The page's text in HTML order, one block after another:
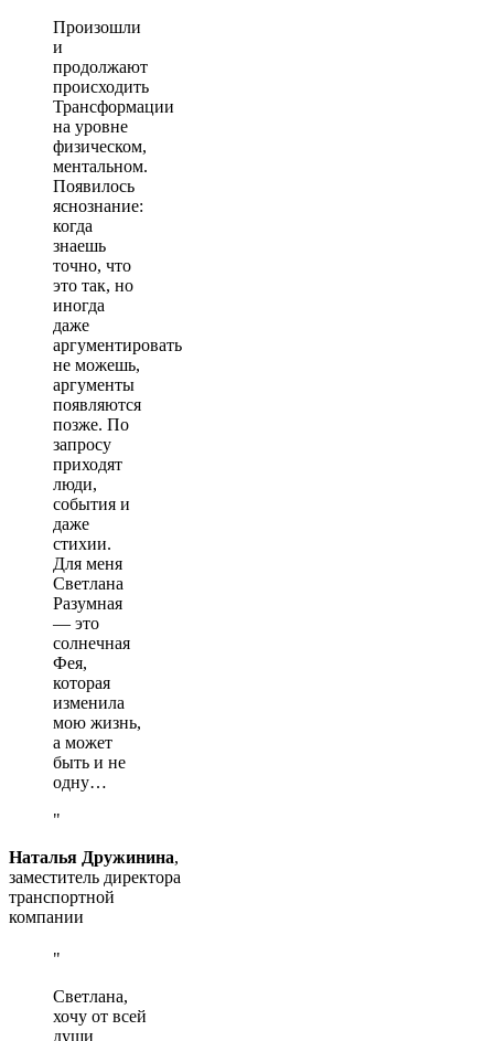
Произошли
и
продолжают
происходить
Трансформации
на уровне
физическом,
ментальном.
Появилось
яснознание:
когда
знаешь
точно, что
это так, но
иногда
даже
аргументировать
не можешь,
аргументы
появляются
позже. По
запросу
приходят
люди,
события и
даже
стихии.
Для меня
Светлана
Разумная
— это
солнечная
Фея,
которая
изменила
мою жизнь,
а может
быть и не
одну…
Наталья Дружинина,
заместитель директора
транспортной
компании
Светлана,
хочу от всей
души